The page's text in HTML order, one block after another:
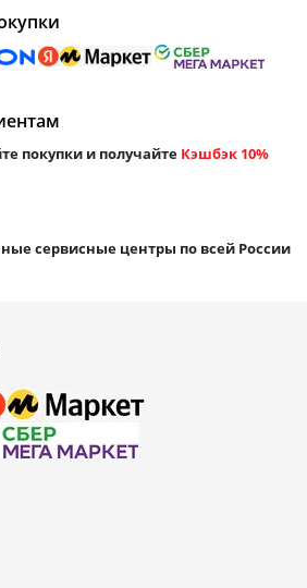
покупки и получайте Кэшбэк 10%
сервисные центры по всей России